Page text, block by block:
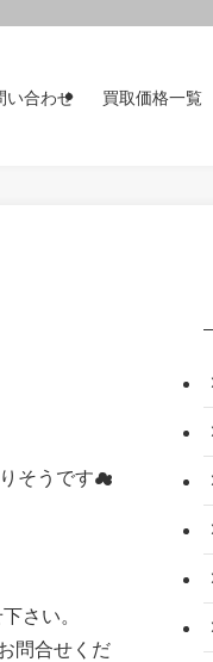
い合わせ 買取価格一覧
そうです☁
さい。
問合せくだ